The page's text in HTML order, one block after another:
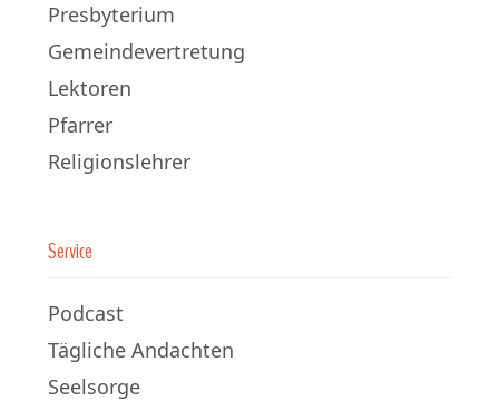
Presbyterium
Gemeindevertretung
Lektoren
Pfarrer
Religionslehrer
Service
Podcast
Tägliche Andachten
Seelsorge